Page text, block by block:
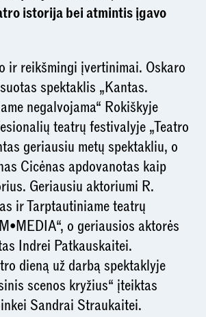
istorija bei atmintis įgavo
ir reikšmingi įvertinimai. Oskaro
spektaklis „Kantas.
negalvojama“ Rokiškyje
teatrų festivalyje „Teatro
geriausiu metų spektakliu, o
Cicėnas apdovanotas kaip
Geriausiu aktoriumi R.
ir Tarptautiniame teatrų
o geriausios aktorės
Indrei Patkauskaitei.
dieną už darbą spektaklyje
scenos kryžius“ įteiktas
Sandrai Straukaitei.